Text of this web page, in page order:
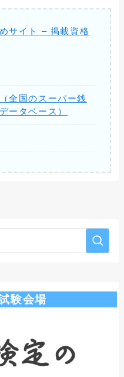
サイト – 掲載資格
全国のスーパー銭
ータベース）
験会場